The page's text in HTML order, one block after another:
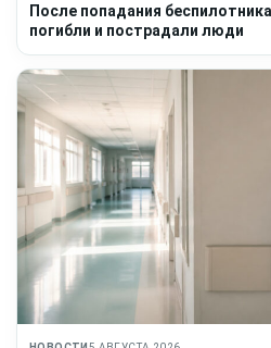
После попадания
погибли и пострадали люди